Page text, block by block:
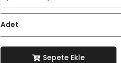
Adet
Sepete Ekle